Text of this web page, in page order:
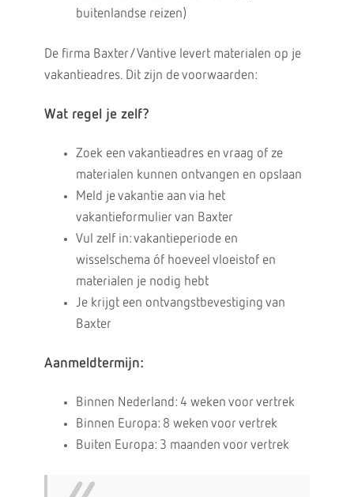
buitenlandse reizen)
De firma Baxter/Vantive levert materialen op je
vakantieadres. Dit zijn de voorwaarden:
Wat regel je zelf?
Zoek een vakantieadres en vraag of ze
materialen kunnen ontvangen en opslaan
Meld je vakantie aan via het
vakantieformulier van Baxter
Vul zelf in: vakantieperiode en
wisselschema óf hoeveel vloeistof en
materialen je nodig hebt
Je krijgt een ontvangstbevestiging van
Baxter
Aanmeldtermijn:
Binnen Nederland: 4 weken voor vertrek
Binnen Europa: 8 weken voor vertrek
Buiten Europa: 3 maanden voor vertrek